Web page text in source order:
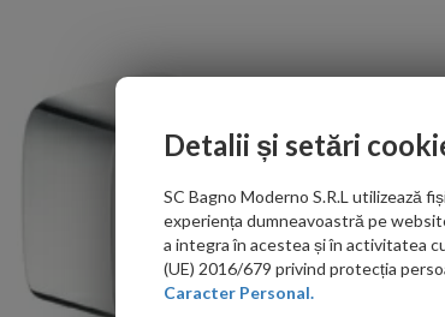
Detalii și setări
SC Bagno Moderno S.R.L utilizează
experiența dumneavoastră pe
a integra în acestea și în activitatea
(UE) 2016/679 privind protecția
Caracter Personal.